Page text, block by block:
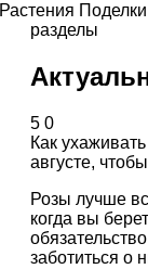
Растения
разделы
5 0
Как
августе,
Розы лучше
когда вы
заботиться о